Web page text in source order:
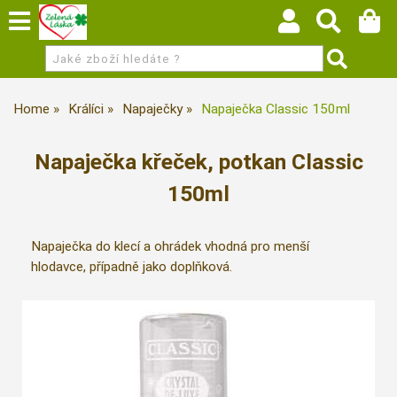
Home Králíci Napaječky Napaječka Classic 150ml
Napaječka křeček, potkan Classic
150ml
Napaječka do klecí a ohrádek vhodná pro menší
hlodavce, případně jako doplňková.